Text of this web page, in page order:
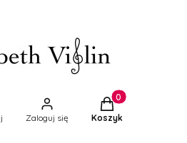
wyszukiwarkę
Zaloguj się
Produkty w
Koszyk